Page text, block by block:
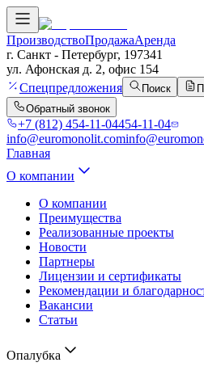
ПроизводствоПродажаАренда
г. Санкт - Петербург, 197341
ул. Афонская д. 2, офис 154
Спецпредложения
Поиск
Обратный звонок
+7 (812) 454-11-04454-11-04
info@euromonolit.com
Главная
О компании
О компании
Преимущества
Реализованные проекты
Новости
Партнеры
Лицензии и сертификаты
Рекомендации и
Вакансии
Статьи
Опалубка